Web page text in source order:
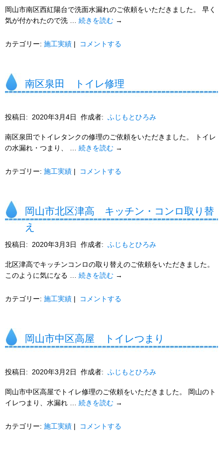
岡山市南区西紅陽台で洗面水漏れのご依頼をいただきました。 早く
気が付かれたので洗 … 続きを読む →
カテゴリー: 施工実績 | コメントする
南区泉田 トイレ修理
投稿日: 2020年3月4日 作成者: ふじもとひろみ
南区泉田でトイレタンクの修理のご依頼をいただきました。 トイレ
の水漏れ・つまり、 … 続きを読む →
カテゴリー: 施工実績 | コメントする
岡山市北区津高 キッチン・コンロ取り替
え
投稿日: 2020年3月3日 作成者: ふじもとひろみ
北区津高でキッチンコンロの取り替えのご依頼をいただきました。
このように気になる … 続きを読む →
カテゴリー: 施工実績 | コメントする
岡山市中区高屋 トイレつまり
投稿日: 2020年3月2日 作成者: ふじもとひろみ
岡山市中区高屋でトイレ修理のご依頼をいただきました。 岡山のト
イレつまり、水漏れ … 続きを読む →
カテゴリー: 施工実績 | コメントする